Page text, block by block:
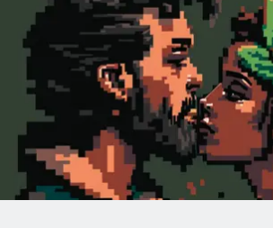
English (United Kingdom)
English (United States)
Spanish (Spain)
Spanish (Latin America)
German